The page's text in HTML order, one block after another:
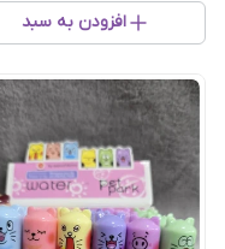
افزودن به سبد